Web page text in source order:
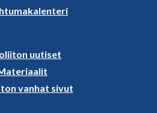
uutiset
vanhat sivut